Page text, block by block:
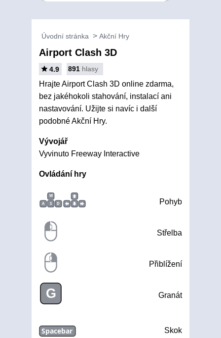
Úvodní stránka Akční Hry
Airport Clash 3D
4.9 891 hlasy
Hrajte Airport Clash 3D online zdarma,
bez jakéhokoli stahování, instalací ani
nastavování. Užijte si navíc i další
podobné Akční Hry.
Vývojář
Vyvinuto Freeway Interactive
Ovládání hry
W
A
S D Pohyb
Střelba
Přiblížení
G Granát
Spacebar Skok